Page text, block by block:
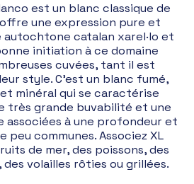
est un blanc classique de
une expression pure et
catalan xarel·lo et
initiation à ce domaine
cuvées, tant il est
style. C’est un blanc fumé,
minéral qui se caractérise
très grande buvabilité et une
associées à une profondeur et
peu communes. Associez XL
de mer, des poissons, des
des volailles rôties ou grillées.